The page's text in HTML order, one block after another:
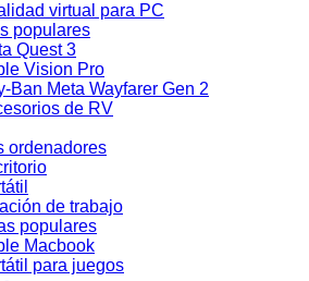
virtual para PC
populares
Quest 3
Vision Pro
Ban Meta Wayfarer Gen 2
de RV
ordenadores
de trabajo
populares
Macbook
para juegos